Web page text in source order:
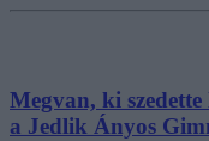
Megvan, ki szedette
a Jedlik Ányos